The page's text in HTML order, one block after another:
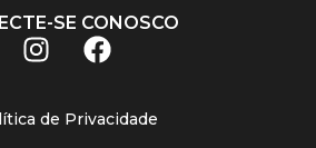
SE CONOSCO
de Privacidade